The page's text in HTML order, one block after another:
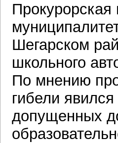
Шегарском
школьного
По мнению
гибели
допущенных